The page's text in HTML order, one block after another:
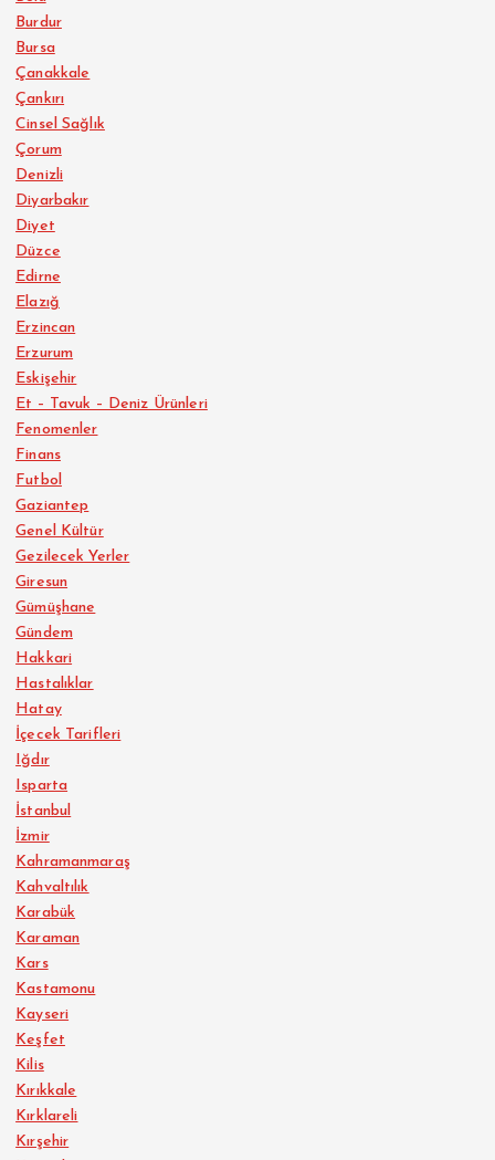
Burdur
Bursa
Çanakkale
Çankırı
Cinsel Sağlık
Çorum
Denizli
Diyarbakır
Diyet
Düzce
Edirne
Elazığ
Erzincan
Erzurum
Eskişehir
Et – Tavuk – Deniz Ürünleri
Fenomenler
Finans
Futbol
Gaziantep
Genel Kültür
Gezilecek Yerler
Giresun
Gümüşhane
Gündem
Hakkari
Hastalıklar
Hatay
İçecek Tarifleri
Iğdır
Isparta
İstanbul
İzmir
Kahramanmaraş
Kahvaltılık
Karabük
Karaman
Kars
Kastamonu
Kayseri
Keşfet
Kilis
Kırıkkale
Kırklareli
Kırşehir